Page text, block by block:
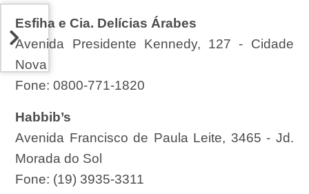
Esfiha e Cia. Delícias Árabes
Avenida Presidente Kennedy, 127 - Cidade
Nova
Fone: 0800-771-1820
Habbib’s
Avenida Francisco de Paula Leite, 3465 - Jd.
Morada do Sol
Fone: (19) 3935-3311